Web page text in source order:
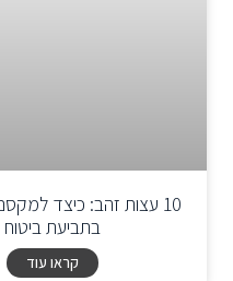
10 עצות זהב: כיצד
בתביעת ביטוח
קראו עוד